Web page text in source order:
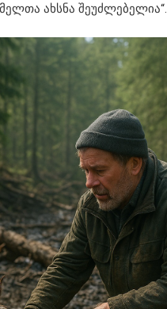
ახსნა შეუძლებელია“.